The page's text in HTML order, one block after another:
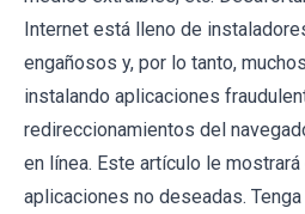
Internet está lleno de
engañosos y, por lo tanto,
instalando aplicaciones
redireccionamientos del
en línea. Este artículo le
aplicaciones no deseadas.